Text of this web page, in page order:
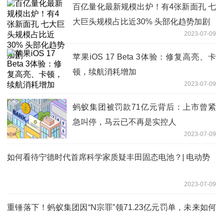
百亿量化最新规模出炉！有4张新面孔 七
大巨头规模占比近30% 头部化趋势加剧
2023-07-09
苹果iOS 17 Beta 3体验：修复高亮、卡
顿，续航消耗增加
2023-07-09
蚂蚁集团被罚款71亿元背后：上市曾紧
急叫停，马云已不再是实控人
2023-07-09
如何看待宁德时代首席科学家质疑丰田固态电池？| 电动势
2023-07-09
重锤落下！蚂蚁集团因“N宗罪”领71.23亿元罚单，未来如何